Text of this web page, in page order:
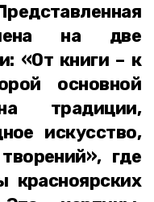
на две
«От книги – к
основной
традиции,
искусство,
где
красноярских